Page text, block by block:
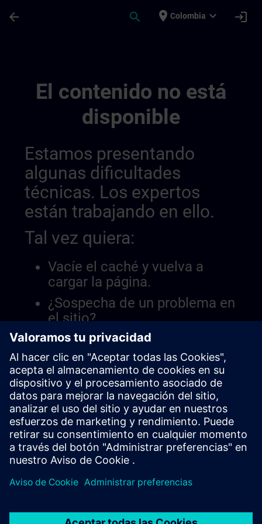
arrow_back search place Colombia expand_more login
El contenido no está
disponible
Estamos presentando
algunas dificultades
técnicas. Los expertos
están trabajando en ello.
Tal vez quiera:
Vacíe el caché y vuelva a
cargar la página.
¿Sospecha de un problema en
el sitio?